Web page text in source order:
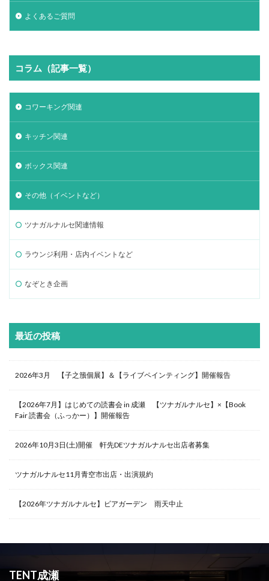
よくあるご質問
コラム（記事一覧）
コワーキング関連
キッチン関連
ボックス関連
その他（イベントなど）
ツナガルナルセ関連情報
ラウンジ利用・店内イベントなど
なぞとき企画
最近の投稿
2026年3月 【子之籏個展】＆【ライブペインティング】開催報告
【2026年7月】はじめての読書会 in 成瀬 【ツナガルナルセ】×【Book
Fair 読書会（ふっかー）】開催報告
2026年10月3日(土)開催 軒先DEツナガルナルセ出店者募集
ツナガルナルセ11月青空市出店・出演規約
【2026年ツナガルナルセ】ビアガーデン 雨天中止
TENT成瀬